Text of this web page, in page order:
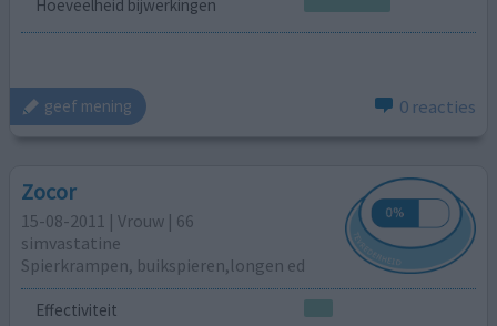
Hoeveelheid bijwerkingen
geef mening 0 reacties
Zocor
15-08-2011 | Vrouw | 66
simvastatine
Spierkrampen, buikspieren,longen ed
Effectiviteit